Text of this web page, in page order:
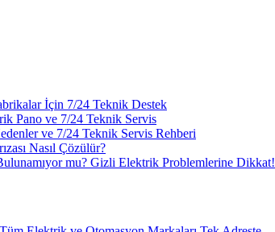
İçin 7/24 Teknik Destek
Pano ve 7/24 Teknik Servis
ve 7/24 Teknik Servis Rehberi
Nasıl Çözülür?
mu? Gizli Elektrik Problemlerine Dikkat!